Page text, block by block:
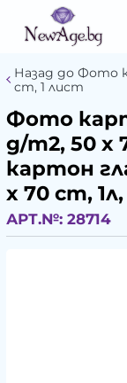
Назад до Фото
cm, 1 лист
Фото
g/m2, 50 x
картон
x 70 cm,
АРТ.№: 28714